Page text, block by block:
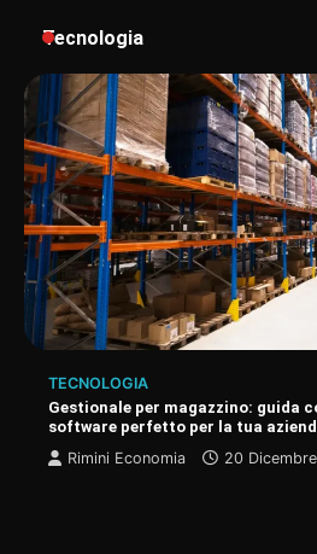
Tecnologia
TECNOLOGIA
Gestionale per magazzino: guida
software perfetto per la tua
Rimini Economia
20